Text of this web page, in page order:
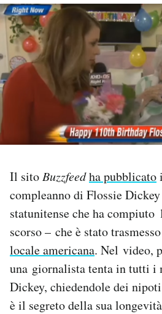
PODCAST
NEWSLETTER
I MIEI PREFERITI
CALENDARIO
AREA PERSONALE
Area Personale
Newsletter
Notifiche mobile
Regala il Post
Il sito Buzzfeedha pubblicato
compleanno di Flossie
statunitense che ha compiuto
scorso – che è stato
locale americana. Nel video,
una giornalista tenta in tutti i
Dickey, chiedendole dei
è il segreto della sua